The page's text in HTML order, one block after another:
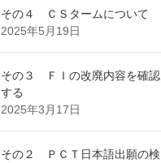
その４ ＣＳタームについて
2025年5月19日
その３ ＦＩの改廃内容を確認
する
2025年3月17日
その２ ＰＣＴ日本語出願の検